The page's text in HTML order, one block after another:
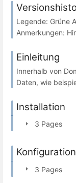
Legende: Grüne
Anmerkungen:
Einleitung
Innerhalb von
Daten, wie
Installation
3 Pages
Konfiguration
3 Pages